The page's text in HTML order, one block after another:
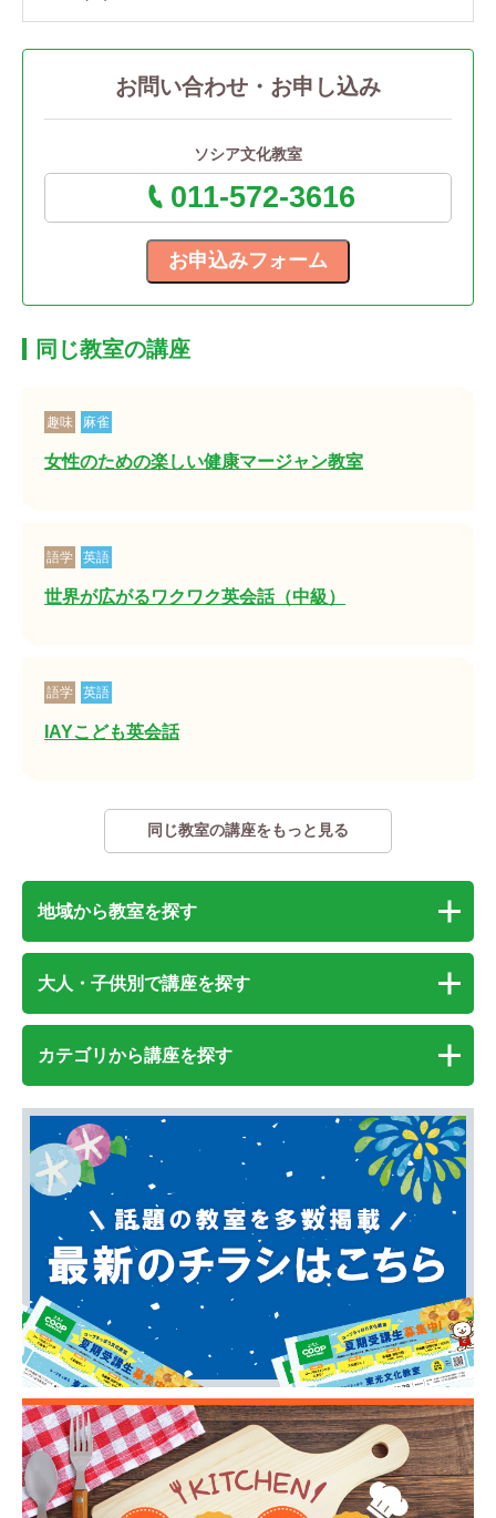
お問い合わせ・お申し込み
ソシア文化教室
011-572-3616
同じ教室の講座
趣味 麻雀
女性のための楽しい健康マージャン教室
語学 英語
世界が広がるワクワク英会話（中級）
語学 英語
IAYこども英会話
同じ教室の講座をもっと見る
地域から教室を探す
大人・子供別で講座を探す
カテゴリから講座を探す